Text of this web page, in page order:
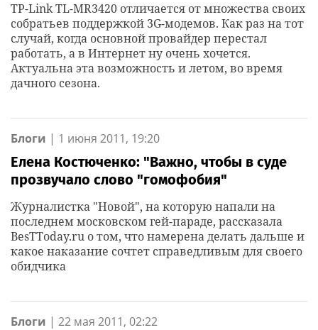
TP-Link TL-MR3420 отличается от множества своих
собратьев поддержкой 3G-модемов. Как раз на тот
случай, когда основной провайдер перестал
работать, а в Интернет ну очень хочется.
Актуальна эта возможность и летом, во время
дачного сезона.
Блоги | 1 июня 2011, 19:20
Елена Костюченко: "Важно, чтобы в суде
прозвучало слово "гомофобия"
Журналистка "Новой", на которую напали на
последнем московском гей-параде, рассказала
BesTToday.ru о том, что намерена делать дальше и
какое наказание сочтет справедливым для своего
обидчика
Блоги | 22 мая 2011, 02:22